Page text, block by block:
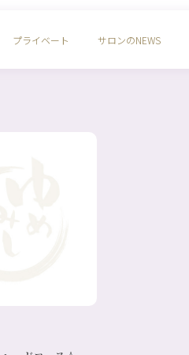
プライベート サロンのNEWS